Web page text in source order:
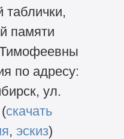
таблички,
памяти
по адресу:
ул.
скачать
, эскиз)